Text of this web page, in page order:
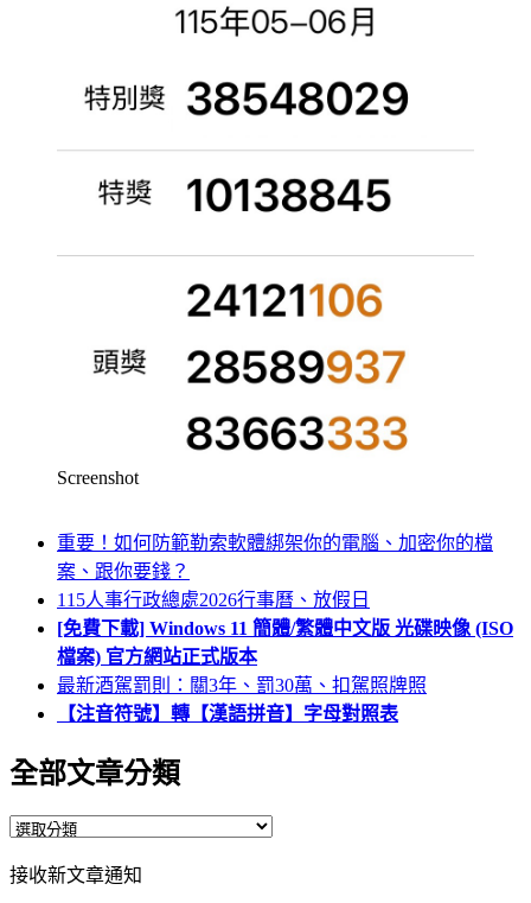
Screenshot
重要！如何防範勒索軟體綁架你的電腦、加密你的檔
案、跟你要錢？
115人事行政總處2026行事曆、放假日
[免費下載] Windows 11 簡體/繁體中文版 光碟映像 (ISO
檔案) 官方網站正式版本
最新酒駕罰則：關3年、罰30萬、扣駕照牌照
【注音符號】轉【漢語拼音】字母對照表
全部文章分類
全
文
接收新文章通知